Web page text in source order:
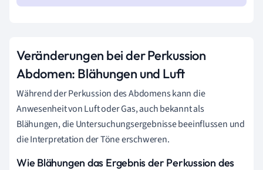
Veränderungen bei der Perkussion
Abdomen: Blähungen und Luft
Während der Perkussion des Abdomens kann die
Anwesenheit von Luft oder Gas, auch bekannt als
Blähungen, die Untersuchungsergebnisse beeinflussen und
die Interpretation der Töne erschweren.
Wie Blähungen das Ergebnis der Perkussion des